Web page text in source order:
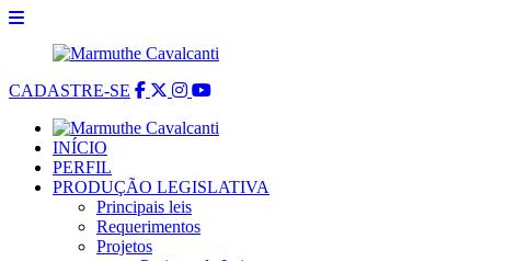
CADASTRE-SE
INÍCIO
PERFIL
PRODUÇÃO LEGISLATIVA
Principais leis
Requerimentos
Projetos